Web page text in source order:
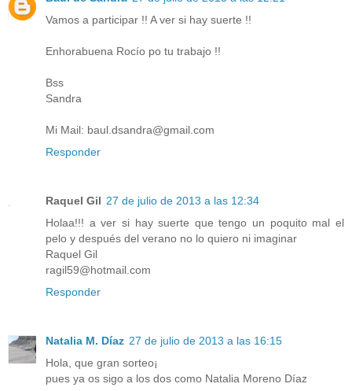
Vamos a participar !! A ver si hay suerte !!
Enhorabuena Rocío po tu trabajo !!
Bss
Sandra
Mi Mail: baul.dsandra@gmail.com
Responder
Raquel Gil 27 de julio de 2013 a las 12:34
Holaa!!! a ver si hay suerte que tengo un poquito mal el
pelo y después del verano no lo quiero ni imaginar
Raquel Gil
ragil59@hotmail.com
Responder
Natalia M. Díaz 27 de julio de 2013 a las 16:15
Hola, que gran sorteo¡
pues ya os sigo a los dos como Natalia Moreno Díaz